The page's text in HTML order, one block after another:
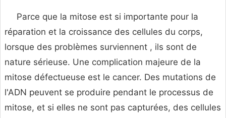
Parce que la mitose est si importante pour la
réparation et la croissance des cellules du corps,
lorsque des problèmes surviennent , ils sont de
nature sérieuse. Une complication majeure de la
mitose défectueuse est le cancer. Des mutations de
l'ADN peuvent se produire pendant le processus de
mitose, et si elles ne sont pas capturées, des cellules